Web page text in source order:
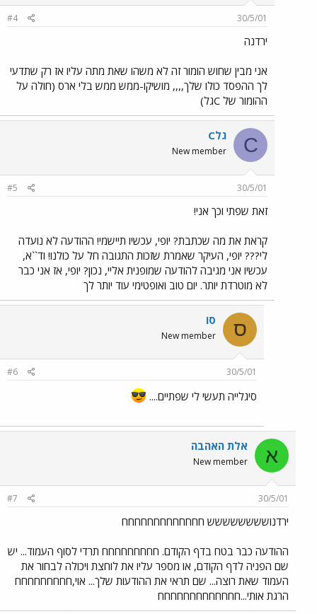
30/5/01
#4
ירדנה
אני מבין שחוש הומור זה לא משהו שאת מתה עליו אז רק שתדעי
לך ההפסד כולו שלך,,,, מושיקו-ממש ממש בלי ארס (חולה על
ההומור של Cגל)
C Cגל
New member
30/5/01
#5
זאת שפתי וכך אני!
קראת את מה שכתבת? יופי, עכשיו תיישמי! ההודעה לא נועדה
לי??? יופי, העיקר שאמרת שזכות התגובה חל על כולנו! וד``א,
עכשיו אני מגיבה להודעה שמופנית אליי, נכון? יופי, אז אני כבר
לא מוטרדת יותר. יום טוב ואופטימי עוד יותר לך
ס סו
New member
30/5/01
#6
סיגלייה תעשי לי שפתיים....
א אלת האהבה
New member
30/5/01
#7
ירדנושששששששש חחחחחחחחחחחחח
ההודעה כבר בטח בדף הקודם. חחחחחחחחח תרדי לסוף העמוד... יש
שם הפניה לדף הקודם, או מספר עליו את לוחצת ויכולה לבחור את
העמוד שאת רוצה... שם תראי את ההודעות שלך... אוי,חחחחחחחחח
הרגת אותי...חחחחחחחחחחחחח